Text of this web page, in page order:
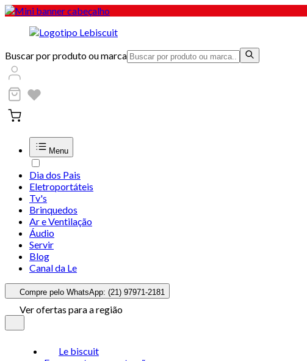
Buscar por produto ou marca
Menu
Dia dos Pais
Eletroportáteis
Tv's
Brinquedos
Ar e Ventilação
Áudio
Servir
Blog
Canal da Le
Compre pelo WhatsApp: (21) 97971-2181
Ver ofertas para a região
Le biscuit